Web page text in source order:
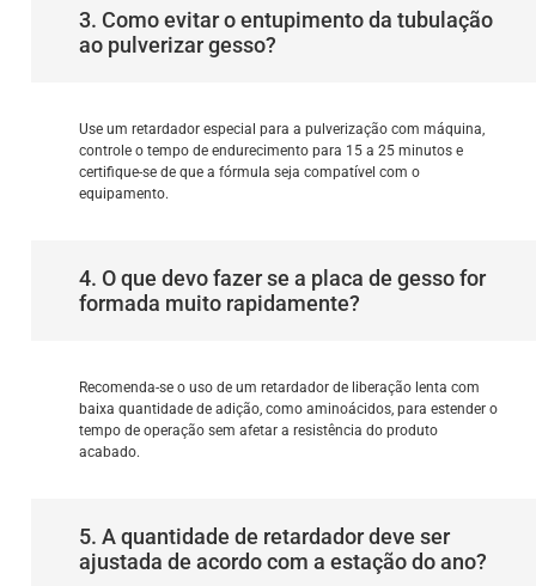
3. Como evitar o entupimento da tubulação
ao pulverizar gesso?
Use um retardador especial para a pulverização com máquina,
controle o tempo de endurecimento para 15 a 25 minutos e
certifique-se de que a fórmula seja compatível com o
equipamento.
4. O que devo fazer se a placa de gesso for
formada muito rapidamente?
Recomenda-se o uso de um retardador de liberação lenta com
baixa quantidade de adição, como aminoácidos, para estender o
tempo de operação sem afetar a resistência do produto
acabado.
5. A quantidade de retardador deve ser
ajustada de acordo com a estação do ano?